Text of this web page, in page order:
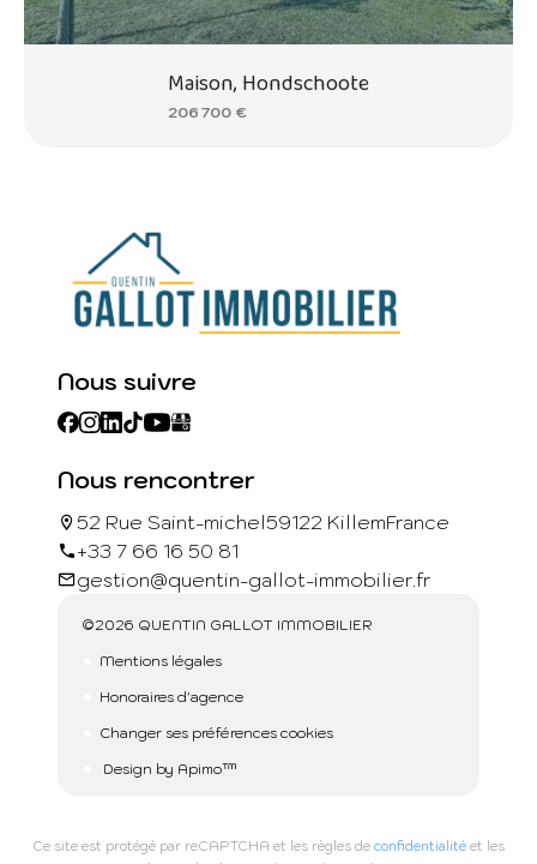
Maison, Hondschoote
206 700 €
Nous suivre
Nous rencontrer
52 Rue Saint-michel59122 KillemFrance
+33 7 66 16 50 81
gestion@quentin-gallot-immobilier.fr
©2026 QUENTIN GALLOT IMMOBILIER
Mentions légales
Honoraires d'agence
Changer ses préférences cookies
Design by Apimo™
Ce site est protégé par reCAPTCHA et les règles de confidentialité et les